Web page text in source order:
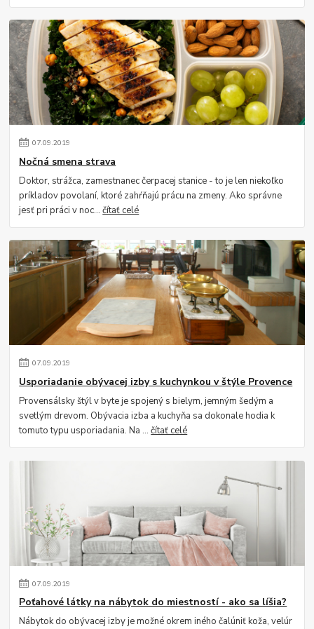
07.09.2019
Nočná smena strava
Doktor, strážca, zamestnanec čerpacej stanice - to je len niekoľko
príkladov povolaní, ktoré zahŕňajú prácu na zmeny. Ako správne
jesť pri práci v noc...čítať celé
07.09.2019
Usporiadanie obývacej izby s kuchynkou v štýle Provence
Provensálsky štýl v byte je spojený s bielym, jemným šedým a
svetlým drevom. Obývacia izba a kuchyňa sa dokonale hodia k
tomuto typu usporiadania. Na ...čítať celé
07.09.2019
Poťahové látky na nábytok do miestností - ako sa líšia?
Nábytok do obývacej izby je možné okrem iného čalúniť koža, velúr